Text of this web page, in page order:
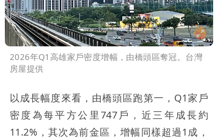
2026年Q1高雄家戶密度增幅，由橋頭區奪冠。台灣
房屋提供
以成長幅度來看，由橋頭區跑第一，Q1家戶
密度為每平方公里747戶，近三年成長約
11.2%，其次為前金區，增幅同樣超過1成，